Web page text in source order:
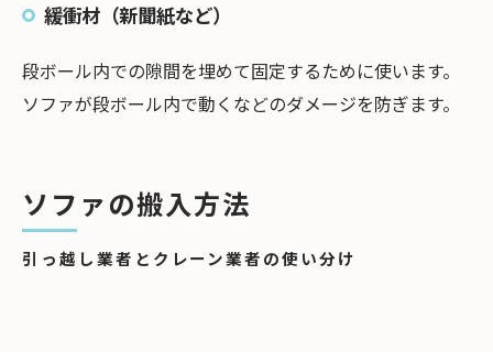
緩衝材（新聞紙など）
段ボール内での隙間を埋めて固定するために使います。
ソファが段ボール内で動くなどのダメージを防ぎます。
ソファの搬入方法
引っ越し業者とクレーン業者の使い分け